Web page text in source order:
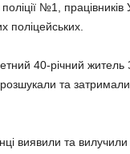
№1,
поліцейських.
40-річний житель
та затримали
виявили та вилучили